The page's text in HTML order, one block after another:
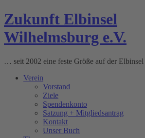
Zukunft Elbinsel
Wilhelmsburg e.V.
… seit 2002 eine feste Größe auf der Elbinsel
Verein
Vorstand
Ziele
Spendenkonto
Satzung + Mitgliedsantrag
Kontakt
Unser Buch